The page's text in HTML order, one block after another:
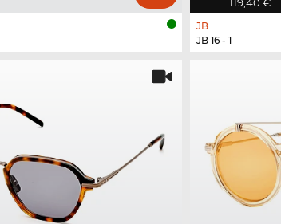
JB
JB 16 - 1